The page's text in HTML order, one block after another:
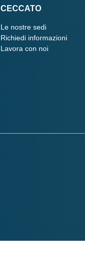
CECCATO
Le nostre sedi
Richiedi informazioni
Lavora con noi